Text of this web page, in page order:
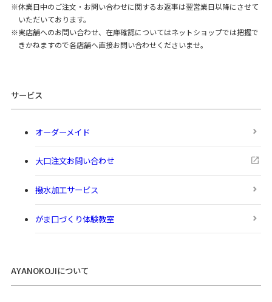
休業日中のご注文・お問い合わせに関するお返事は翌営業日以降にさせて
いただいております。
実店舗へのお問い合わせ、在庫確認についてはネットショップでは把握で
きかねますので各店舗へ直接お問い合わせくださいませ。
サービス
オーダーメイド
大口注文お問い合わせ
撥水加工サービス
がま口づくり体験教室
AYANOKOJIについて